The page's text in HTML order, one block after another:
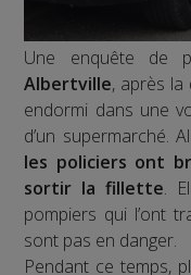
Une enquête de
Albertville, après la
endormi dans une
d’un supermarché.
les policiers ont
sortir la fillette.
pompiers qui l’ont
sont pas en danger.
Pendant ce temps,